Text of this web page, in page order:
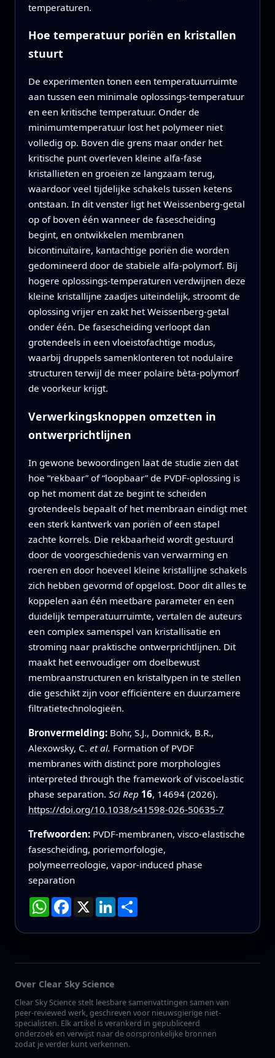
temperaturen.
Hoe temperatuur poriën en kristallen
stuurt
De experimenten tonen een temperatuurruimte
aan tussen een minimale oplossings-temperatuur
en een kritische temperatuur. Onder de
minimumtemperatuur lost het polymeer niet
volledig op. Boven die grens maar onder het
kritische punt overleven kleine alfa-fase
kristallieten en groeien ze langzaam terug,
waardoor veel tijdelijke schakels tussen ketens
ontstaan. In dit venster ligt het Weissenberg-getal
op of boven één wanneer de fasescheiding
begint, en ontwikkelen membranen
bicontinuïtaire, kantachtige poriën die worden
gedomineerd door de stabiele alfa-polymorf. Bij
hogere oplossings-temperaturen verdwijnen deze
kleine kristallijne zaadjes uiteindelijk, stroomt de
oplossing vrijer en zakt het Weissenberg-getal
onder één. De fasescheiding verloopt dan
grotendeels in een vloeistofachtige modus,
waarbij druppels samenklonteren tot nodulaire
structuren terwijl de meer polaire bèta-polymorf
de voorkeur krijgt.
Verwerkingsknoppen omzetten in
ontwerprichtlijnen
In gewone bewoordingen laat de studie zien dat
hoe “rekbaar” of “loopbaar” de PVDF-oplossing is
op het moment dat ze begint te scheiden
grotendeels bepaalt of het membraan eindigt met
een sterk kantwerk van poriën of een stapel
zachte korrels. Die rekbaarheid wordt gestuurd
door de voorgeschiedenis van verwarming en
roeren en door hoeveel kleine kristallijne schakels
zich hebben gevormd of opgelost. Door dit alles te
koppelen aan één meetbare parameter en een
duidelijk temperatuurruimte, vertalen de auteurs
een complex samenspel van kristallisatie en
stroming naar praktische ontwerprichtlijnen. Dit
maakt het eenvoudiger om doelbewust
membraanstructuren en kristaltypen in te stellen
die geschikt zijn voor efficiëntere en duurzamere
filtratietechnologieën.
Bronvermelding: Bohr, S.J., Domnick, B.R.,
Alexowsky, C. et al. Formation of PVDF
membranes with distinct pore morphologies
interpreted through the framework of viscoelastic
phase separation. Sci Rep 16, 14694 (2026).
https://doi.org/10.1038/s41598-026-50635-7
Trefwoorden: PVDF-membranen, visco-elastische
fasescheiding, poriemorfologie,
polymeerreologie, vapor-induced phase
separation
WhatsApp
Facebook
X LinkedIn
Deel
Over Clear Sky Science
Clear Sky Science stelt leesbare samenvattingen samen van
peer-reviewed werk, geschreven voor nieuwsgierige niet-
specialisten. Elk artikel is verankerd in gepubliceerd
onderzoek en verwijst naar de oorspronkelijke bronnen
zodat je verder kunt verkennen.